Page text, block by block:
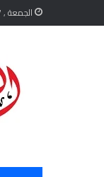
الجمعة , 7 أغسطس 2026